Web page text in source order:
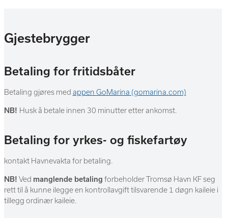
Gjestebrygger
Betaling for fritidsbåter
Betaling gjøres med appen GoMarina (gomarina.com)
NB! Husk å betale innen 30 minutter etter ankomst.
Betaling for yrkes- og fiskefartøy
kontakt Havnevakta for betaling.
NB! Ved manglende betaling forbeholder Tromsø Havn KF seg
rett til å kunne ilegge en kontrollavgift tilsvarende 1 døgn kaileie i
tillegg ordinær kaileie.